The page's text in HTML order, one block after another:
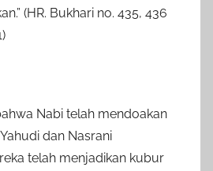
(HR. Bukhari no. 435, 436
Nabi telah mendoakan
dan Nasrani
telah menjadikan kubur